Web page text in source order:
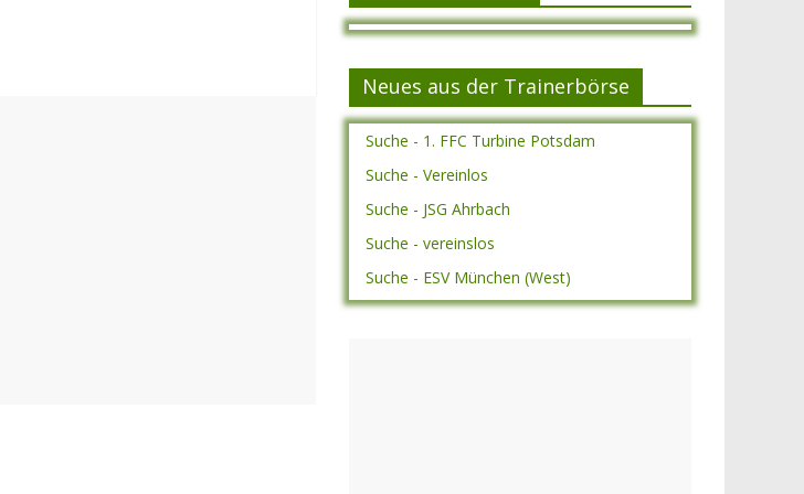
Neues aus der Trainerbörse
Suche - 1. FFC Turbine Potsdam
Suche - Vereinlos
Suche - JSG Ahrbach
Suche - vereinslos
Suche - ESV München (West)